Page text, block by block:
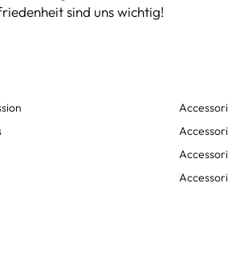
sind uns wichtig!